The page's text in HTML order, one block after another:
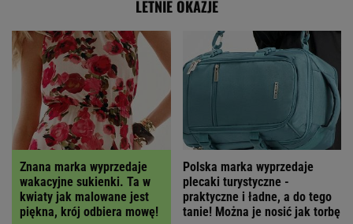
LETNIE OKAZJE
Znana marka wyprzedaje
wakacyjne sukienki. Ta w
kwiaty jak malowane jest
piękna, krój odbiera mowę!
Polska marka wyprzedaje
plecaki turystyczne -
praktyczne i ładne, a do tego
tanie! Można je nosić jak torbę